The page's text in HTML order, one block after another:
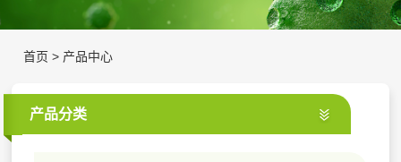
首页 > 产品中心
产品分类